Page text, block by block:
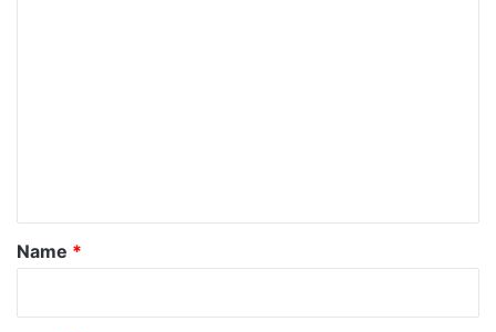
*
Name *